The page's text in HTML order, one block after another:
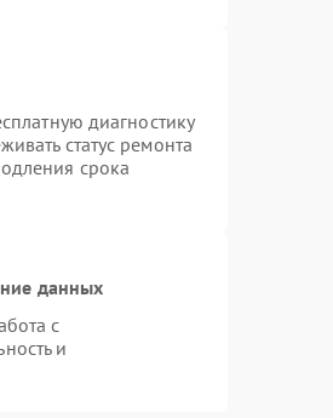
диагностику
статус ремонта
срока
данных
с
и